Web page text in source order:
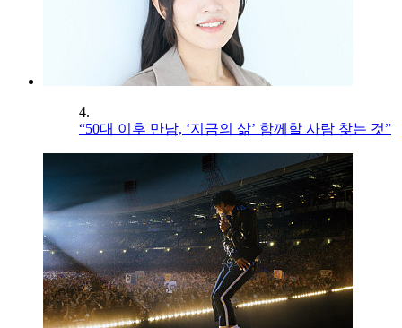
4.
“50대 이후 만남, ‘지금의 삶’ 함께할 사람 찾는 것”